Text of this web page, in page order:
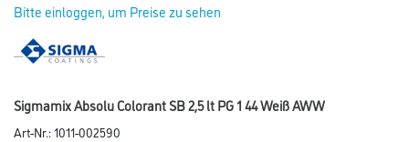
Bitte einloggen, um Preise zu sehen
Sigmamix Absolu Colorant SB 2,5 lt PG 1 44 Weiß AWW
Art-Nr.:1011-002590